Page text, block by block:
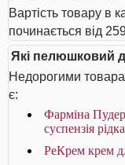
Вартість товару в
починається від
Які пелюшковий
Недорогими
є:
Фарміна Пудер
суспензія
РеКрем крем